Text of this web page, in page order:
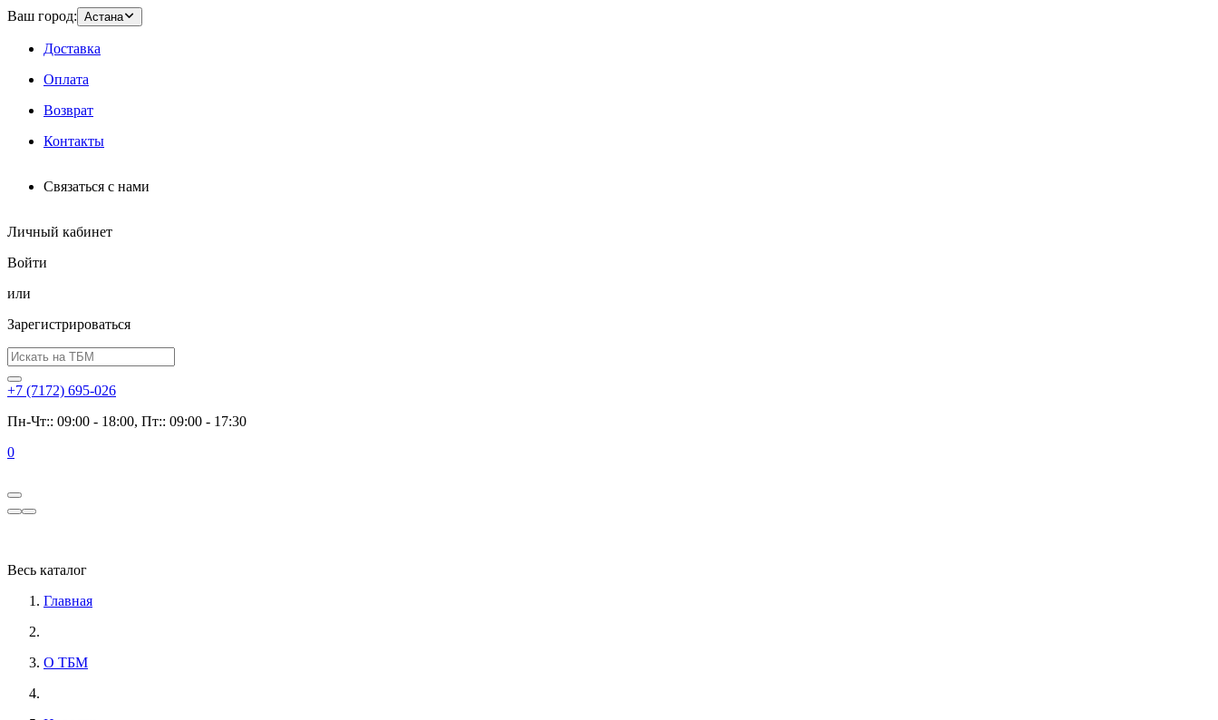
Ваш город: Астана
Доставка
Оплата
Возврат
Контакты
Связаться с нами
Личный кабинет
Войти
или
Зарегистрироваться
+7 (7172) 695-026
Пн-Чт:: 09:00 - 18:00, Пт:: 09:00 - 17:30
0
Весь каталог
Главная
О ТБМ